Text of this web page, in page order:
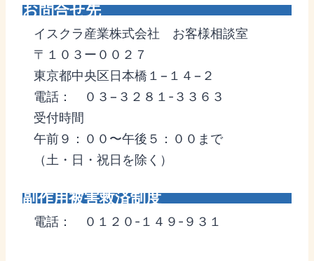
お問合せ先
イスクラ産業株式会社 お客様相談室
〒１０３ー００２７
東京都中央区日本橋１−１４−２
電話： ０３−３２８１-３３６３
受付時間
午前９：００〜午後５：００まで
（土・日・祝日を除く）
副作用被害救済制度
電話： ０１２０-１４９-９３１